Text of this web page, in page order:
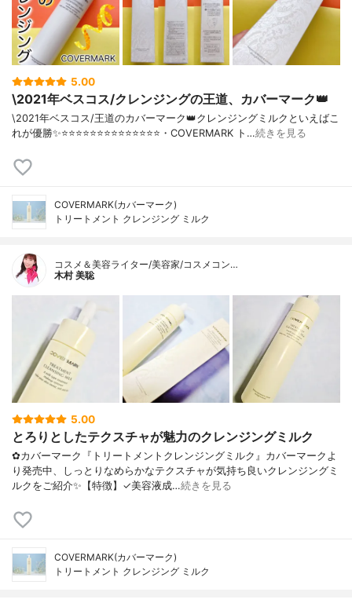
5.00
\2021年ベスコス/クレンジングの王道、カバーマーク👑
\2021年ベスコス/王道のカバーマーク👑クレンジングミルクといえばこ
れが優勝✨⭐️⭐️⭐️⭐️⭐️⭐️⭐️⭐️⭐️⭐️⭐️⭐️⭐️⭐️・COVERMARK ト…続きを見る
COVERMARK(カバーマーク)
トリートメント クレンジング ミルク
コスメ＆美容ライター/美容家/コスメコン…
木村 美聡
5.00
とろりとしたテクスチャが魅力のクレンジングミルク
✿カバーマーク『トリートメントクレンジングミルク』カバーマークよ
り発売中、しっとりなめらかなテクスチャが気持ち良いクレンジングミ
ルクをご紹介✨【特徴】✓美容液成…続きを見る
COVERMARK(カバーマーク)
トリートメント クレンジング ミルク